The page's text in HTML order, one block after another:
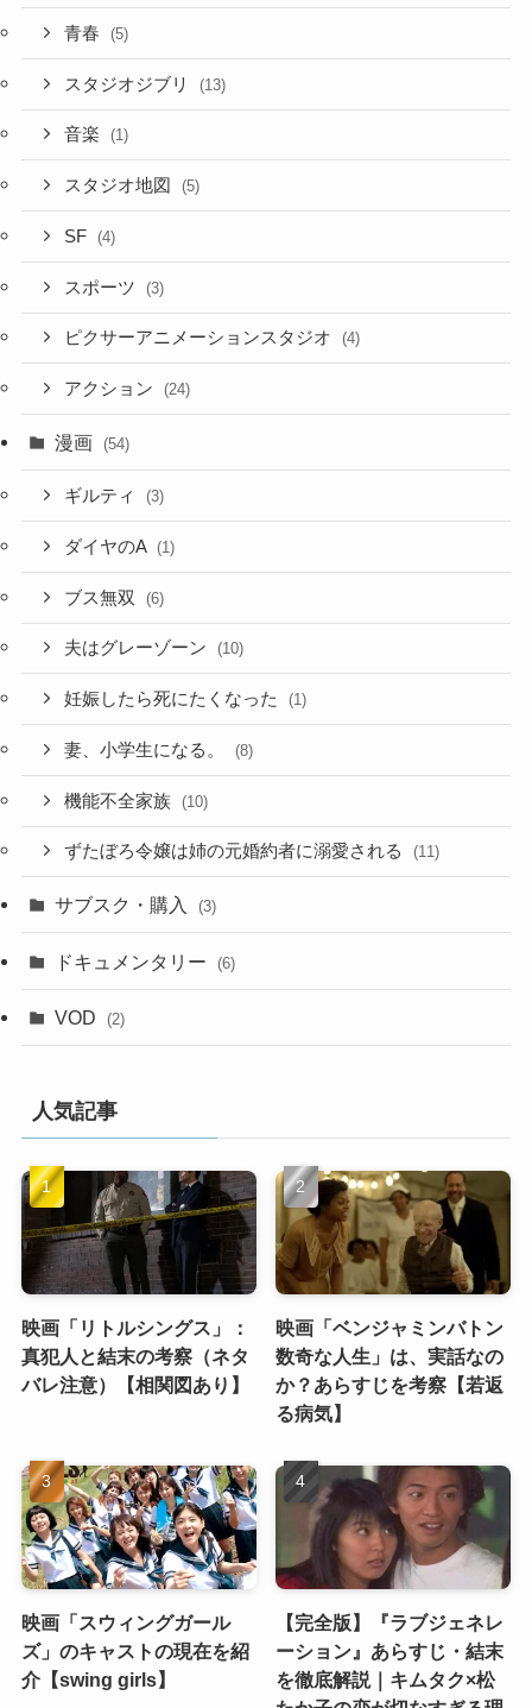
青春 (5)
スタジオジブリ (13)
音楽 (1)
スタジオ地図 (5)
SF (4)
スポーツ (3)
ピクサーアニメーションスタジオ (4)
アクション (24)
漫画 (54)
ギルティ (3)
ダイヤのA (1)
ブス無双 (6)
夫はグレーゾーン (10)
妊娠したら死にたくなった (1)
妻、小学生になる。 (8)
機能不全家族 (10)
ずたぼろ令嬢は姉の元婚約者に溺愛される (11)
サブスク・購入 (3)
ドキュメンタリー (6)
VOD (2)
人気記事
映画「リトルシングス」：
真犯人と結末の考察（ネタ
バレ注意）【相関図あり】
映画「ベンジャミンバトン
数奇な人生」は、実話なの
か？あらすじを考察【若返
る病気】
映画「スウィングガール
ズ」のキャストの現在を紹
介【swing girls】
【完全版】『ラブジェネレ
ーション』あらすじ・結末
を徹底解説｜キムタク×松